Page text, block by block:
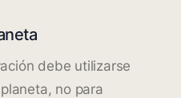
debe utilizarse
no para